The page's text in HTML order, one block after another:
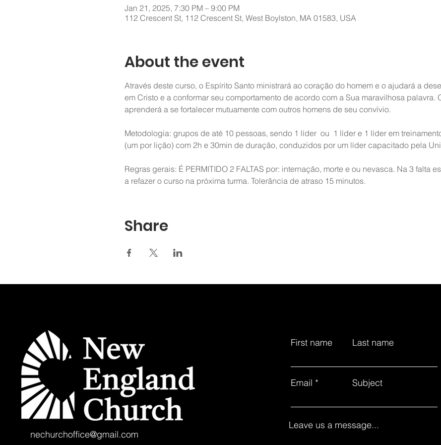
Jan 21, 2025, 7:30 PM – 9:00 PM
112 Crescent St, 112 Crescent St, West Boylston, MA 01583, USA
About the event
Através deste curso, o Espírito Santo ministrará ao coração do homem e o ajudará a
em Cristo e a conformar seu comportamento de acordo com a Sua maravilhosa palavra.
aprenderá a se fortalecer mutuamente com outros homens de seu convívio.
Metodologia: grupos de até 10 pessoas, sendo 1 líder  ou  1 líder e 1 líder em
(um por lição) com 2h e 30min de duração, conduzidos por um líder capacitado pela
Regras gerais: É PERMITIDO 2 FALTAS por: internação, morte e ou nevasca. Na 3 falta
a refazer o curso na próxima turma. Tolerância de atraso 15 minutos.
Share
nechurchoffice@gmail.com
First name Last name
Email Subject
Leave us a message...